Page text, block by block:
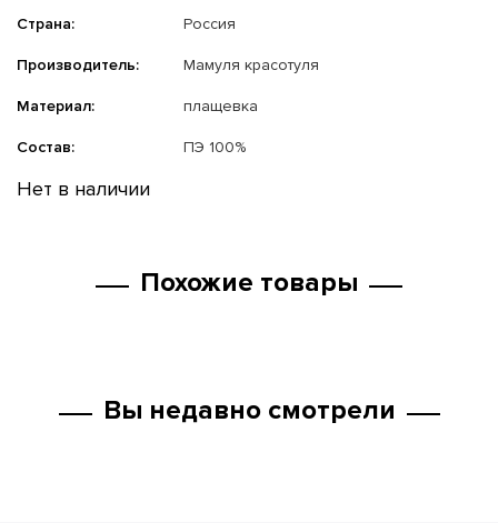
Страна: Россия
Производитель: Мамуля красотуля
Материал: плащевка
Состав: ПЭ 100%
Нет в наличии
Похожие товары
Вы недавно смотрели